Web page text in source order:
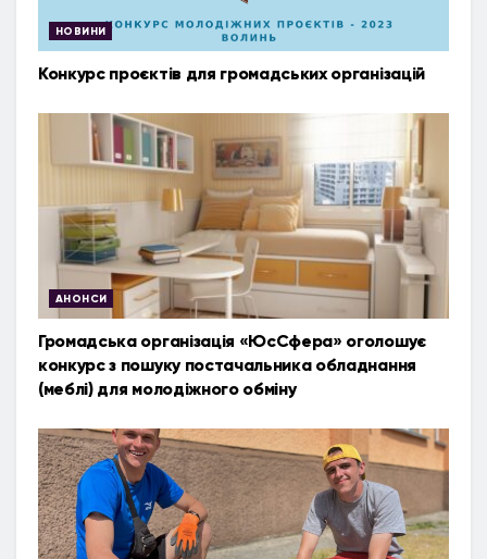
НОВИНИ
Конкурс проєктів для громадських організацій
АНОНСИ
Громадська організація «ЮсСфера» оголошує
конкурс з пошуку постачальника обладнання
(меблі) для молодіжного обміну